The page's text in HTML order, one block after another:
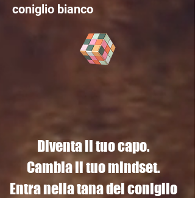
coniglio bianco
Diventa il tuo capo.
Cambia il tuo mindset.
Entra nella tana del coniglio